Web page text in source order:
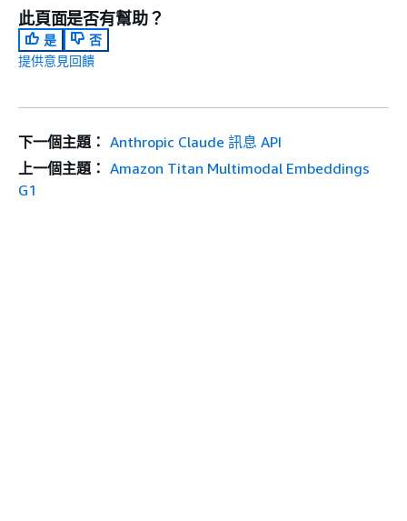
此頁面是否有幫助？
是
否
提供意見回饋
下一個主題： Anthropic Claude 訊息 API
上一個主題： Amazon Titan Multimodal Embeddings
G1